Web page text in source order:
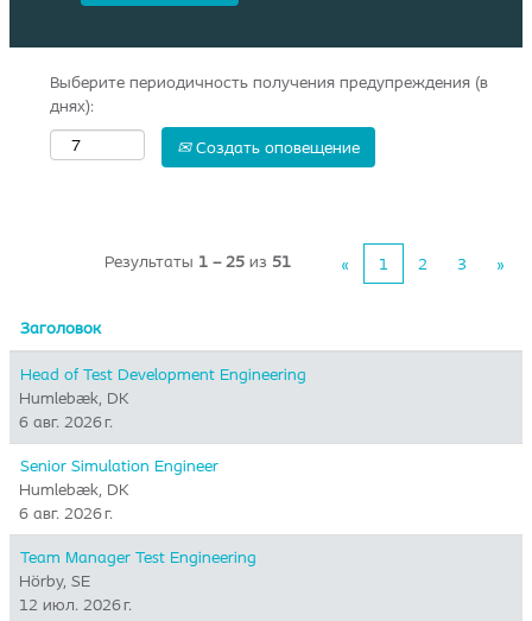
Выберите периодичность получения предупреждения (в
днях):
Создать оповещение
Результаты 1 – 25 из 51 « 1 2 3 »
Заголовок
Head of Test Development Engineering
Humlebæk, DK
6 авг. 2026 г.
Senior Simulation Engineer
Humlebæk, DK
6 авг. 2026 г.
Team Manager Test Engineering
Hörby, SE
12 июл. 2026 г.